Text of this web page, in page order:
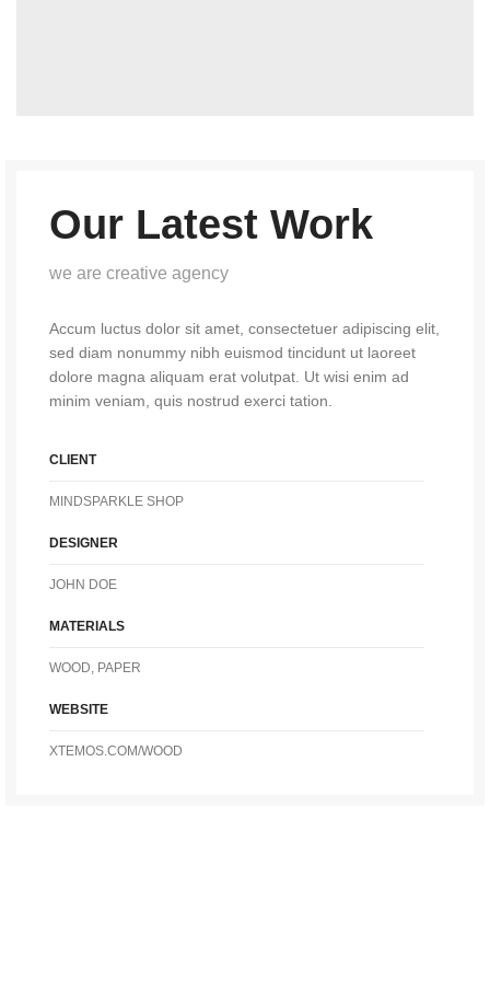
Our Latest Work
we are creative agency
Accum luctus dolor sit amet, consectetuer adipiscing elit,
sed diam nonummy nibh euismod tincidunt ut laoreet
dolore magna aliquam erat volutpat. Ut wisi enim ad
minim veniam, quis nostrud exerci tation.
CLIENT
MINDSPARKLE SHOP
DESIGNER
JOHN DOE
MATERIALS
WOOD, PAPER
WEBSITE
XTEMOS.COM/WOOD